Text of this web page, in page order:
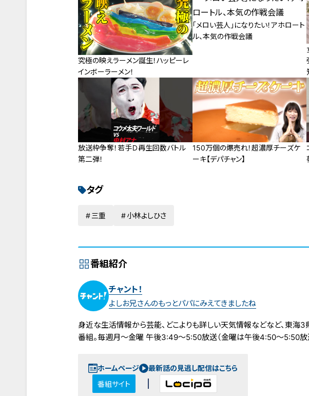
究極の映えラーメン誕生！ハッピーレ
インボーラーメン！
「メロい芸人」になりたい！アホロート
ル、本気の作戦会議
放送枠争奪！若手Ｄ再生回数バトル
第二弾！
150万個の爆売れ！超濃厚チーズケ
ーキ【デパチャン】
タグ
三重 小林よしひさ
番組紹介
チャント！
よしお兄さんのもっとパパにみえてきましたね
身近な生活情報から芸能、どこよりも詳しい天気情報などなど、東海3
番組。毎週月～金曜 午後3:49～5:50放送（金曜は午後4:50～5:50放
ホームページ
番組サイト
最新話の見逃し配信はこちら